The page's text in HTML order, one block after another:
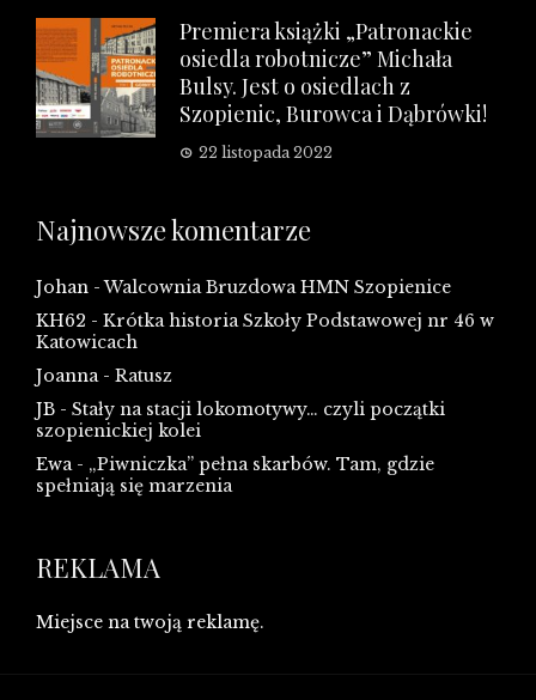
Premiera książki „Patronackie
osiedla robotnicze” Michała
Bulsy. Jest o osiedlach z
Szopienic, Burowca i Dąbrówki!
22 listopada 2022
Najnowsze komentarze
Johan -Walcownia Bruzdowa HMN Szopienice
KH62 - Krótka historia Szkoły Podstawowej nr 46 w
Katowicach
Joanna- Ratusz
JB - Stały na stacji lokomotywy… czyli początki
szopienickiej kolei
Ewa- „Piwniczka” pełna skarbów. Tam, gdzie
spełniają się marzenia
REKLAMA
Miejsce na twoją reklamę.